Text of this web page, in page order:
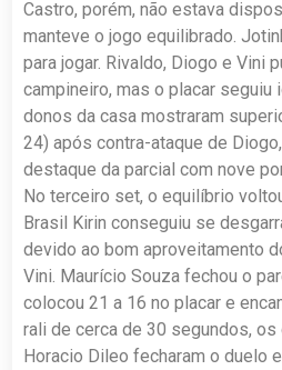
Castro, porém, não estava
manteve o jogo equilibrado.
para jogar. Rivaldo, Diogo e Vini
campineiro, mas o placar seguiu
donos da casa mostraram
24) após contra-ataque de
destaque da parcial com nove
No terceiro set, o equilíbrio
Brasil Kirin conseguiu se
devido ao bom aproveitamento
Vini. Maurício Souza fechou o
colocou 21 a 16 no placar e
rali de cerca de 30 segundos,
Horacio Dileo fecharam o duelo